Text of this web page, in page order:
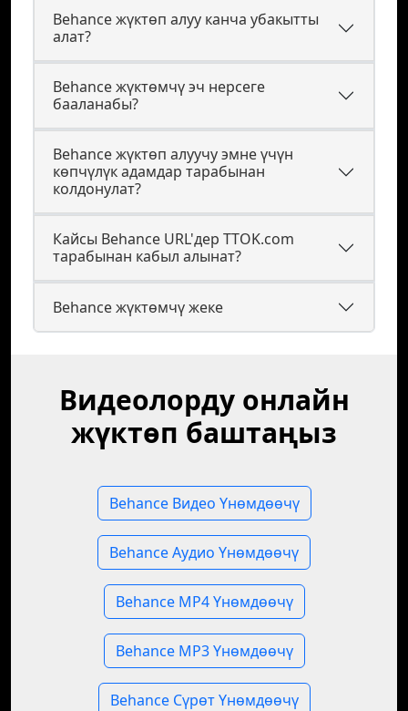
Behance жүктөп алуу канча убакытты
алат?
Behance жүктөмчү эч нерсеге
бааланабы?
Behance жүктөп алуучу эмне үчүн
көпчүлүк адамдар тарабынан
колдонулат?
Кайсы Behance URL'дер TTOK.com
тарабынан кабыл алынат?
Behance жүктөмчү жеке
Видеолорду онлайн
жүктөп баштаңыз
Behance Видео Үнөмдөөчү
Behance Аудио Үнөмдөөчү
Behance MP4 Үнөмдөөчү
Behance MP3 Үнөмдөөчү
Behance Сүрөт Үнөмдөөчү